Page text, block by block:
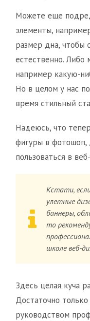
Можете еще
элементы,
размер дна, чтобы
естественно. Либо
например какую-
Но в целом у нас
время стильный
Надеюсь, что
фигуры в фотошоп,
пользоваться в
Кстати,
улетные
баннеры,
то
школе веб-
Здесь целая куча
Достаточно
руководством